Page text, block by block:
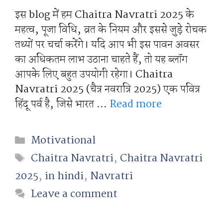
इस blog में हम Chaitra Navratri 2025 के
महत्व, पूजा विधि, व्रत के नियम और इससे जुड़े रोचक
तथ्यों पर चर्चा करेंगे। यदि आप भी इस पावन अवसर
का अधिकतम लाभ उठाना चाहते हैं, तो यह ब्लॉग
आपके लिए बहुत उपयोगी रहेगा। Chaitra
Navratri 2025 (चैत्र नवरात्रि 2025) एक पवित्र
हिंदू पर्व है, जिसे भारत … Read more
Categories
Motivational
Tags
Chaitra Navratri, Chaitra Navratri
2025, in hindi, Navratri
Leave a comment